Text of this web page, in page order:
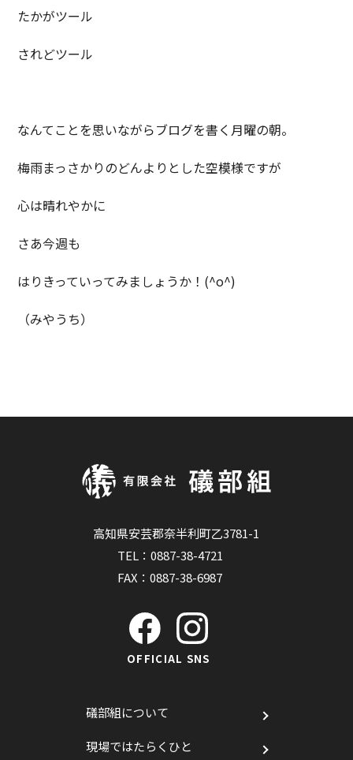
たかがツール
されどツール
なんてことを思いながらブログを書く月曜の朝。
梅雨まっさかりのどんよりとした空模様ですが
心は晴れやかに
さあ今週も
はりきっていってみましょうか！(^o^)
（みやうち）
高知県安芸郡奈半利町乙3781-1
TEL：0887-38-4721
FAX：0887-38-6987
OFFICIAL SNS
礒部組について
現場ではたらくひと